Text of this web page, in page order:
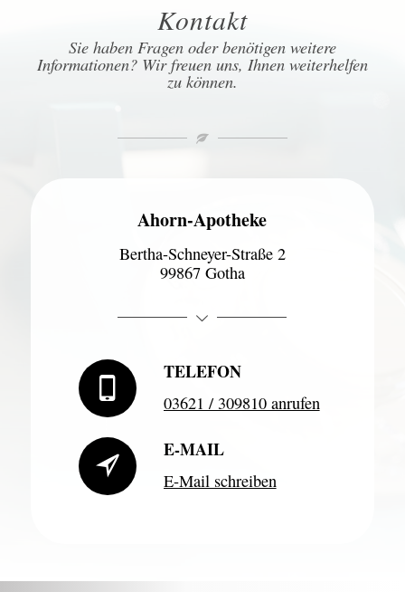
Kontakt
Sie haben Fragen oder benötigen weitere
Informationen? Wir freuen uns, Ihnen weiterhelfen
zu können.
Ahorn-Apotheke
Bertha-Schneyer-Straße 2
99867 Gotha
TELEFON
03621 / 309810 anrufen
E-MAIL
E-Mail schreiben